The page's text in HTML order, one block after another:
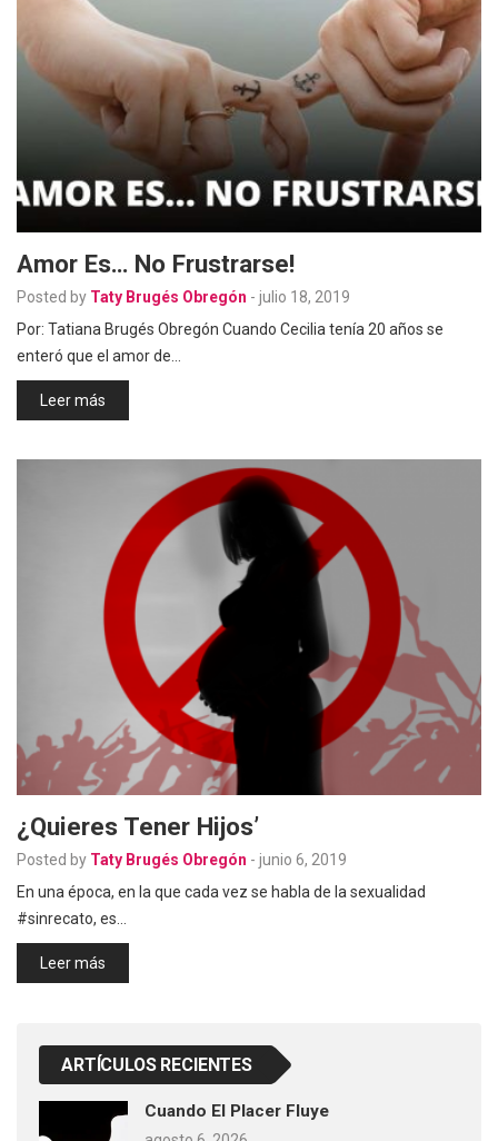
Amor Es… No Frustrarse!
Posted by Taty Brugés Obregón - julio 18, 2019
Por: Tatiana Brugés Obregón Cuando Cecilia tenía 20 años se
enteró que el amor de…
Leer más
¿Quieres Tener Hijos’
Posted by Taty Brugés Obregón - junio 6, 2019
En una época, en la que cada vez se habla de la sexualidad
#sinrecato, es…
Leer más
ARTÍCULOS RECIENTES
Cuando El Placer Fluye